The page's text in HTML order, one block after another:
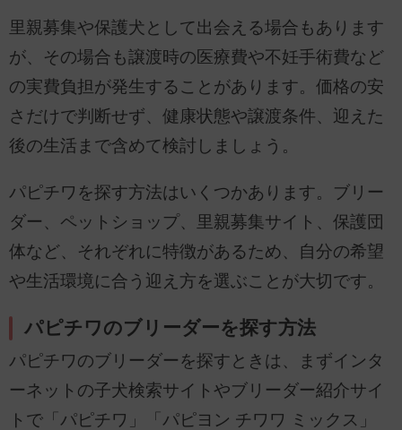
里親募集や保護犬として出会える場合もあります
が、その場合も譲渡時の医療費や不妊手術費など
の実費負担が発生することがあります。価格の安
さだけで判断せず、健康状態や譲渡条件、迎えた
後の生活まで含めて検討しましょう。
パピチワを探す方法はいくつかあります。ブリー
ダー、ペットショップ、里親募集サイト、保護団
体など、それぞれに特徴があるため、自分の希望
や生活環境に合う迎え方を選ぶことが大切です。
パピチワのブリーダーを探す方法
パピチワのブリーダーを探すときは、まずインタ
ーネットの子犬検索サイトやブリーダー紹介サイ
トで「パピチワ」「パピヨン チワワ ミックス」